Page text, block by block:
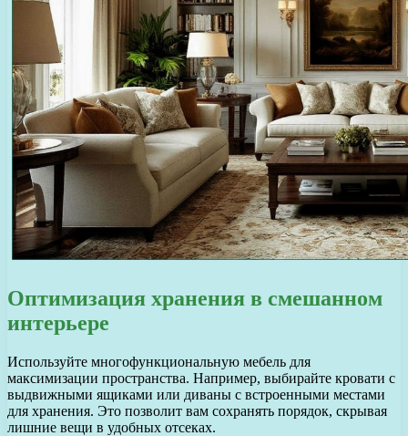
Оптимизация хранения в смешанном
интерьере
Используйте многофункциональную мебель для
максимизации пространства. Например, выбирайте кровати с
выдвижными ящиками или диваны с встроенными местами
для хранения. Это позволит вам сохранять порядок, скрывая
лишние вещи в удобных отсеках.